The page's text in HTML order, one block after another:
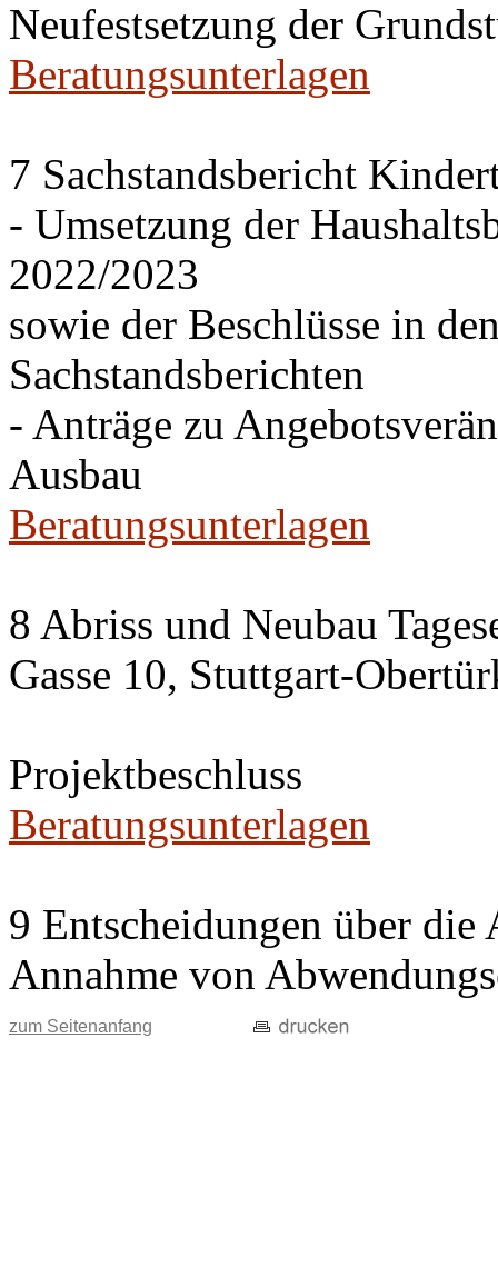
Neufestsetzung der
Beratungsunterlagen
7 Sachstandsbericht
- Umsetzung der
2022/2023
sowie der Beschlüsse in
Sachstandsberichten
- Anträge zu
Ausbau
Beratungsunterlagen
8 Abriss und Neubau
Gasse 10, Stuttgart-
Projektbeschluss
Beratungsunterlagen
9 Entscheidungen über
Annahme von
zum Seitenanfang